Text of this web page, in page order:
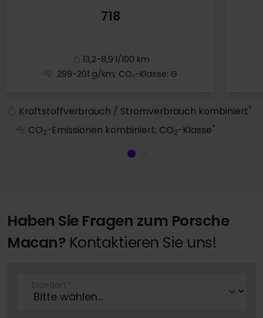
718
13,2-8,9 l/100 km
299-201 g/km; CO₂-Klasse: G
Kraftstoffverbrauch / Stromverbrauch kombiniert*
CO2-Emissionen kombiniert; CO2-Klasse*
Haben Sie Fragen zum Porsche
Macan? Kontaktieren Sie uns!
Standort *